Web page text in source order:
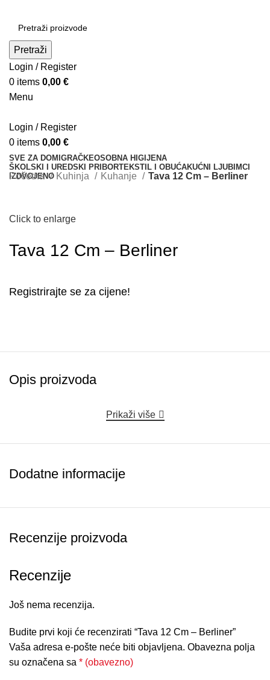
Pretraži
Login / Register
0 items 0,00 €
Menu
Login / Register
0 items 0,00 €
SVE ZA DOM IGRAČKEOSOBNA HIGIJENA
ŠKOLSKI I UREDSKI PRIBORTEKSTIL I OBUĆAKUĆNI LJUBIMCI
IZDVOJENO
Početna Kuhinja Kuhanje Tava 12 Cm – Berliner
Click to enlarge
Tava 12 Cm – Berliner
Registrirajte se za cijene!
Opis proizvoda
Prikaži više
Dodatne informacije
Recenzije proizvoda
Recenzije
Još nema recenzija.
Budite prvi koji će recenzirati “Tava 12 Cm – Berliner”
Vaša adresa e-pošte neće biti objavljena. Obavezna polja
su označena sa * (obavezno)